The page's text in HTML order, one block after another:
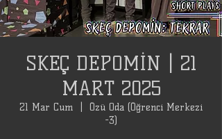
SKEÇ DEPOMİN | 21
MART 2025
21 Mar Cum
Özü Oda (Öğrenci Merkezi
-3)